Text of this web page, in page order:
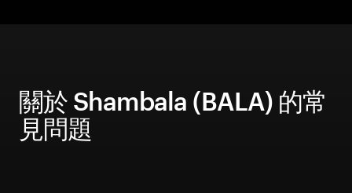
關於 Shambala (BALA) 的常
見問題